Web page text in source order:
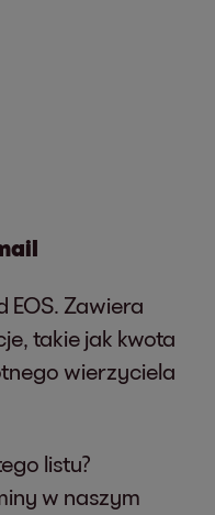
EOS. Zawiera
takie jak kwota
wierzyciela
listu?
w naszym